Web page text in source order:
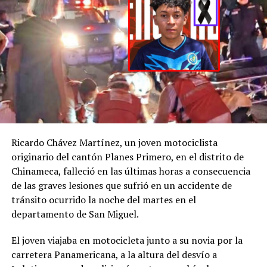
desaparición de H. D.
C., la@FGR_SVactivó
el protocolo de
búsqueda, en
coordinación con la
@PNCSV.
Afortunadamente, ha
sido localizado sin ser
víctima de ningún
delito.
pic.twitter.com/
Ricardo Chávez Martínez, un joven motociclista
originario del cantón Planes Primero, en el distrito de
Chinameca, falleció en las últimas horas a consecuencia
de las graves lesiones que sufrió en un accidente de
tránsito ocurrido la noche del martes en el
departamento de San Miguel.
El joven viajaba en motocicleta junto a su novia por la
carretera Panamericana, a la altura del desvío a